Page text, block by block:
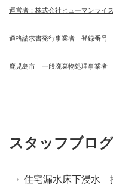
運営者：株式会社ヒューマンライ
適格請求書発行事業者 登録番
鹿児島市 一般廃棄物処理事業者
スタッフブログ
住宅漏水床下浸水